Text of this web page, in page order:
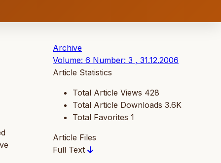
Archive
Volume: 6 Number: 3 , 31.12.2006
Article Statistics
Total Article Views 428
Total Article Downloads 3.6K
Total Favorites 1
Article Files
Full Text